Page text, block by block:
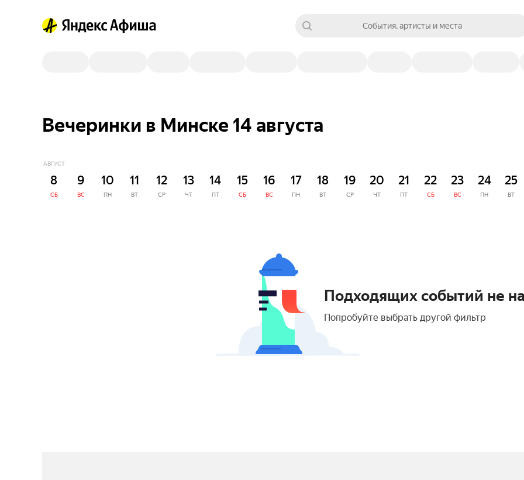
События, артисты и места
Вечеринки в Минске 14 августа
АВГУСТ
8
СБ
9
ВС
10
ПН
11
ВТ
12
СР
13
ЧТ
14
ПТ
15
СБ
16
ВС
17
ПН
18
ВТ
19
СР
20
ЧТ
21
ПТ
22
СБ
23
ВС
24
ПН
25
ВТ
Подходящих событий не
Попробуйте выбрать другой фильтр